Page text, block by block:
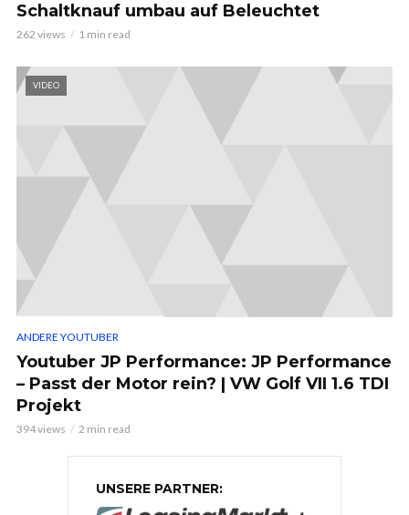
Schaltknauf umbau auf Beleuchtet
262 views 1 min read
VIDEO
ANDERE YOUTUBER
Youtuber JP Performance: JP Performance
– Passt der Motor rein? | VW Golf VII 1.6 TDI
Projekt
394 views 2 min read
UNSERE PARTNER: